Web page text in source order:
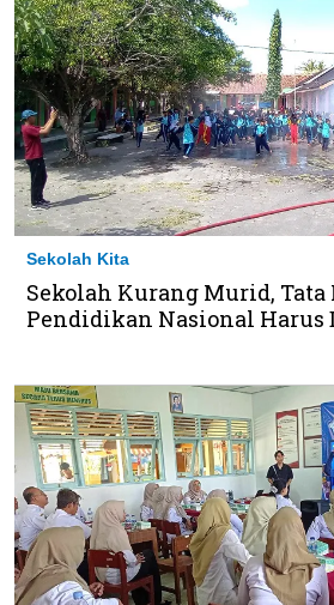
Sekolah Kita
Sekolah Kurang Murid, Tata
Pendidikan Nasional Harus